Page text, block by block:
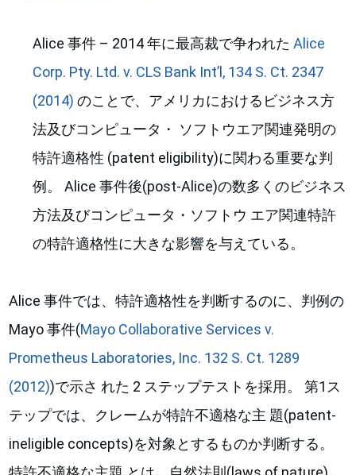
Alice 事件 – 2014 年に最高裁で争われたAlice
Corp. Pty. Ltd. v. CLS Bank Int’l, 134 S. Ct. 2347
(2014) のことで、アメリカにおけるビジネス方
法及びコンピュータ・ ソフトウエア関連発明の
特許適格性 (patent eligibility)に関わる重要な判
例。 Alice 事件後(post-Alice)の数多くのビジネス
方法及びコンピュータ・ソフトウ エア関連特許
の特許適格性に大きな影響を与えている。
Alice 事件では、特許適格性を判断するのに、判例の
Mayo 事件(Mayo Collaborative Services v.
Prometheus Laboratories, Inc. 132 S. Ct. 1289
(2012))で示さ れた 2 ステップテストを採用。 第1ス
テップでは、クレームが特許不適格な主 題(patent-
ineligible concepts)を対象とするものか判断する。